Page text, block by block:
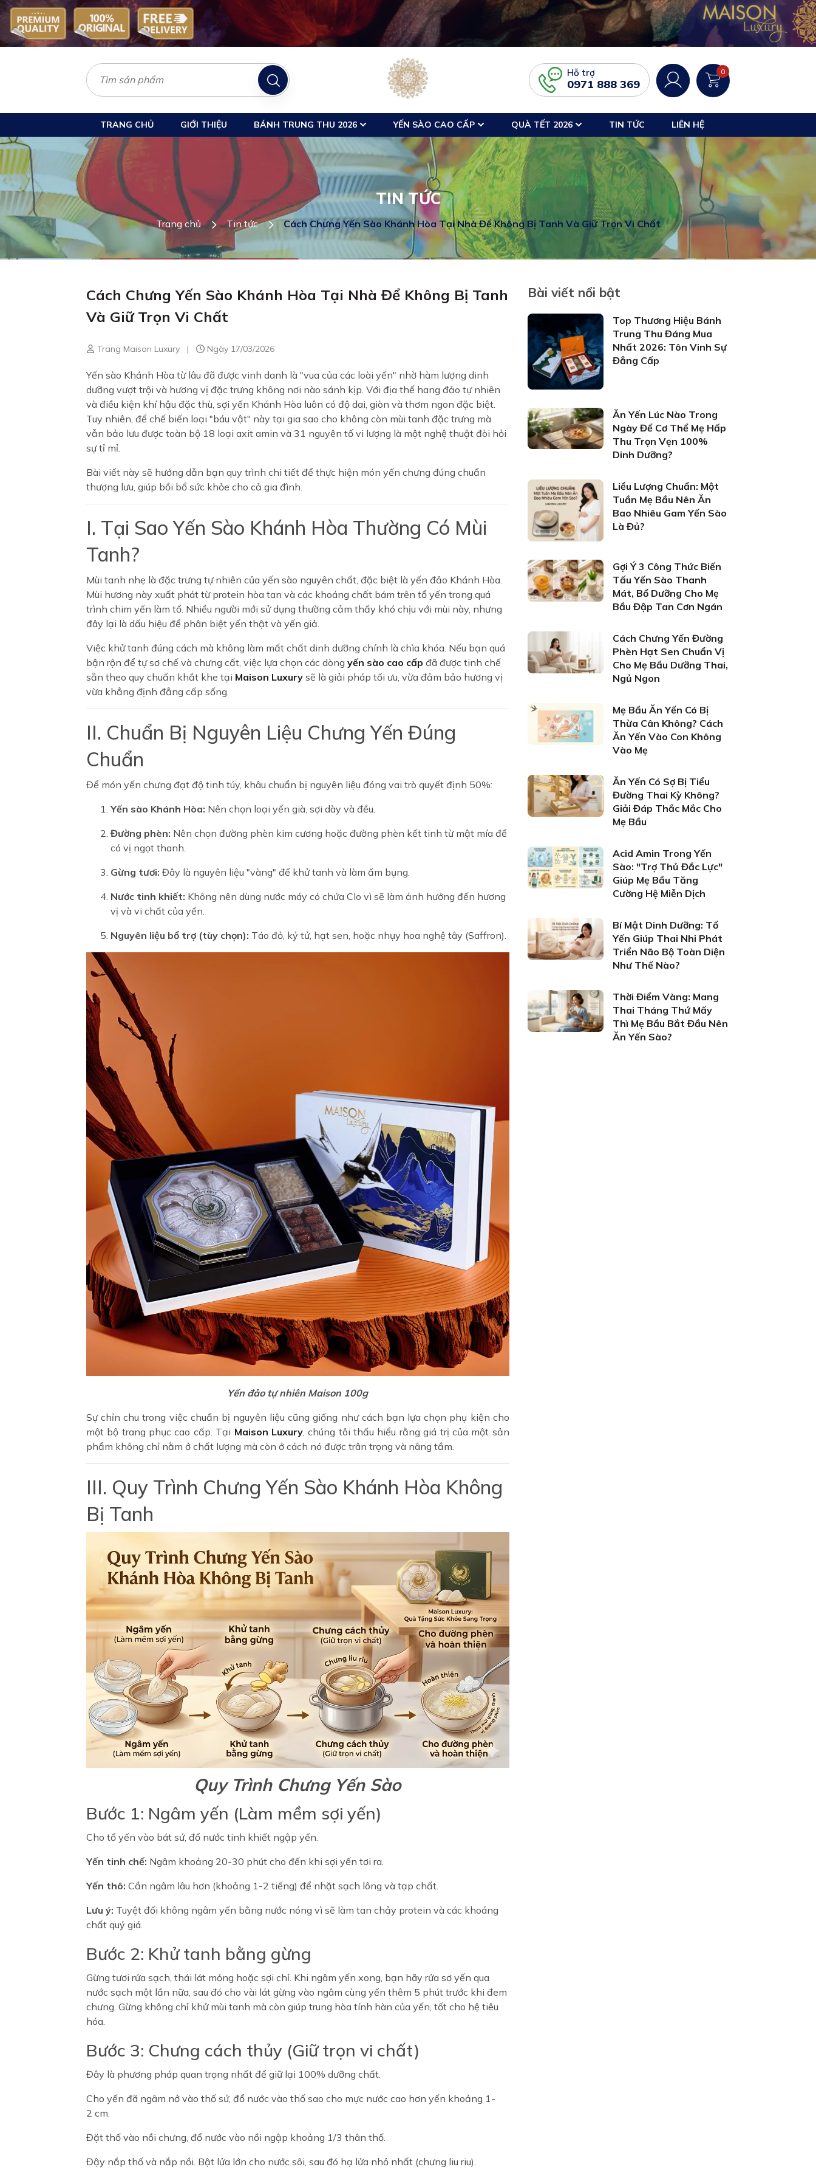
Hỗ trợ
0971 888 369
0
TRANG CHỦ GIỚI THIỆU BÁNH TRUNG THU 2026 YẾN SÀO CAO CẤP QUÀ TẾT 2026 TIN TỨC LIÊN HỆ
TIN TỨC
Trang chủ Tin tức Cách Chưng Yến Sào Khánh Hòa Tại Nhà Để Không Bị Tanh Và Giữ Trọn Vi Chất
Cách Chưng Yến Sào Khánh Hòa Tại Nhà Để Không Bị Tanh
Và Giữ Trọn Vi Chất
Trang Maison Luxury | Ngày 17/03/2026
Yến sào Khánh Hòa từ lâu đã được vinh danh là "vua của các loài yến" nhờ hàm lượng dinh
dưỡng vượt trội và hương vị đặc trưng không nơi nào sánh kịp. Với địa thế hang đảo tự nhiên
và điều kiện khí hậu đặc thù, sợi yến Khánh Hòa luôn có độ dai, giòn và thơm ngon đặc biệt.
Tuy nhiên, để chế biến loại "báu vật" này tại gia sao cho không còn mùi tanh đặc trưng mà
vẫn bảo lưu được toàn bộ 18 loại axit amin và 31 nguyên tố vi lượng là một nghệ thuật đòi hỏi
sự tỉ mỉ.
Bài viết này sẽ hướng dẫn bạn quy trình chi tiết để thực hiện món yến chưng đúng chuẩn
thượng lưu, giúp bồi bổ sức khỏe cho cả gia đình.
I. Tại Sao Yến Sào Khánh Hòa Thường Có Mùi
Tanh?
Mùi tanh nhẹ là đặc trưng tự nhiên của yến sào nguyên chất, đặc biệt là yến đảo Khánh Hòa.
Mùi hương này xuất phát từ protein hòa tan và các khoáng chất bám trên tổ yến trong quá
trình chim yến làm tổ. Nhiều người mới sử dụng thường cảm thấy khó chịu với mùi này, nhưng
đây lại là dấu hiệu để phân biệt yến thật và yến giả.
Việc khử tanh đúng cách mà không làm mất chất dinh dưỡng chính là chìa khóa. Nếu bạn quá
bận rộn để tự sơ chế và chưng cất, việc lựa chọn các dòng yến sào cao cấp đã được tinh chế
sẵn theo quy chuẩn khắt khe tại Maison Luxury sẽ là giải pháp tối ưu, vừa đảm bảo hương vị
vừa khẳng định đẳng cấp sống.
II. Chuẩn Bị Nguyên Liệu Chưng Yến Đúng
Chuẩn
Để món yến chưng đạt độ tinh túy, khâu chuẩn bị nguyên liệu đóng vai trò quyết định 50%:
Yến sào Khánh Hòa: Nên chọn loại yến già, sợi dày và đều.
Đường phèn: Nên chọn đường phèn kim cương hoặc đường phèn kết tinh từ mật mía để
có vị ngọt thanh.
Gừng tươi: Đây là nguyên liệu "vàng" để khử tanh và làm ấm bụng.
Nước tinh khiết: Không nên dùng nước máy có chứa Clo vì sẽ làm ảnh hưởng đến hương
vị và vi chất của yến.
Nguyên liệu bổ trợ (tùy chọn): Táo đỏ, kỷ tử, hạt sen, hoặc nhụy hoa nghệ tây (Saffron).
Yến đảo tự nhiên Maison 100g
Sự chỉn chu trong việc chuẩn bị nguyên liệu cũng giống như cách bạn lựa chọn phụ kiện cho
một bộ trang phục cao cấp. Tại Maison Luxury, chúng tôi thấu hiểu rằng giá trị của một sản
phẩm không chỉ nằm ở chất lượng mà còn ở cách nó được trân trọng và nâng tầm.
III. Quy Trình Chưng Yến Sào Khánh Hòa Không
Bị Tanh
Quy Trình Chưng Yến Sào
Bước 1: Ngâm yến (Làm mềm sợi yến)
Cho tổ yến vào bát sứ, đổ nước tinh khiết ngập yến.
Yến tinh chế: Ngâm khoảng 20-30 phút cho đến khi sợi yến tơi ra.
Yến thô: Cần ngâm lâu hơn (khoảng 1-2 tiếng) để nhặt sạch lông và tạp chất.
Lưu ý: Tuyệt đối không ngâm yến bằng nước nóng vì sẽ làm tan chảy protein và các khoáng
chất quý giá.
Bước 2: Khử tanh bằng gừng
Gừng tươi rửa sạch, thái lát mỏng hoặc sợi chỉ. Khi ngâm yến xong, bạn hãy rửa sơ yến qua
nước sạch một lần nữa, sau đó cho vài lát gừng vào ngâm cùng yến thêm 5 phút trước khi đem
chưng. Gừng không chỉ khử mùi tanh mà còn giúp trung hòa tính hàn của yến, tốt cho hệ tiêu
hóa.
Bước 3: Chưng cách thủy (Giữ trọn vi chất)
Đây là phương pháp quan trọng nhất để giữ lại 100% dưỡng chất.
Cho yến đã ngâm nở vào thố sứ, đổ nước vào thố sao cho mực nước cao hơn yến khoảng 1-
2 cm.
Đặt thố vào nồi chưng, đổ nước vào nồi ngập khoảng 1/3 thân thố.
Đậy nắp thố và nắp nồi. Bật lửa lớn cho nước sôi, sau đó hạ lửa nhỏ nhất (chưng liu riu).
Bài viết nổi bật
Top Thương Hiệu Bánh
Trung Thu Đáng Mua
Nhất 2026: Tôn Vinh Sự
Đẳng Cấp
Ăn Yến Lúc Nào Trong
Ngày Để Cơ Thể Mẹ Hấp
Thu Trọn Vẹn 100%
Dinh Dưỡng?
Liều Lượng Chuẩn: Một
Tuần Mẹ Bầu Nên Ăn
Bao Nhiêu Gam Yến Sào
Là Đủ?
Gợi Ý 3 Công Thức Biến
Tấu Yến Sào Thanh
Mát, Bổ Dưỡng Cho Mẹ
Bầu Đập Tan Cơn Ngán
Cách Chưng Yến Đường
Phèn Hạt Sen Chuẩn Vị
Cho Mẹ Bầu Dưỡng Thai,
Ngủ Ngon
Mẹ Bầu Ăn Yến Có Bị
Thừa Cân Không? Cách
Ăn Yến Vào Con Không
Vào Mẹ
Ăn Yến Có Sợ Bị Tiểu
Đường Thai Kỳ Không?
Giải Đáp Thắc Mắc Cho
Mẹ Bầu
Acid Amin Trong Yến
Sào: "Trợ Thủ Đắc Lực"
Giúp Mẹ Bầu Tăng
Cường Hệ Miễn Dịch
Bí Mật Dinh Dưỡng: Tổ
Yến Giúp Thai Nhi Phát
Triển Não Bộ Toàn Diện
Như Thế Nào?
Thời Điểm Vàng: Mang
Thai Tháng Thứ Mấy
Thì Mẹ Bầu Bắt Đầu Nên
Ăn Yến Sào?